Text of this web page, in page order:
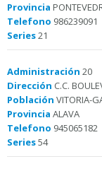
Provincia
Telefono 986239091
Series21
Administración 20
Dirección C.C.
Población VITORIA-
Provincia ALAVA
Telefono 945065182
Series54